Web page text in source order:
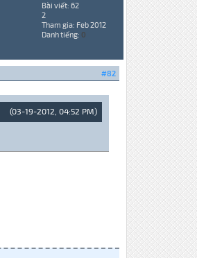
Bài viết: 62
2
Tham gia: Feb 2012
Danh tiếng: 0
#82
(03-19-2012, 04:52 PM)